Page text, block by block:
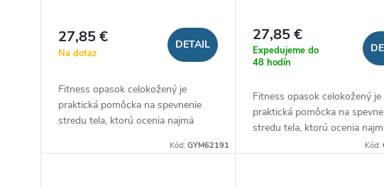
27,85 €
Na dotaz
DETAIL
Fitness opasok celokožený je
praktická pomôcka na spevnenie
stredu tela, ktorú ocenia najmä
pevnej a odolnej kože, vďaka čomu
Kód:GYM62191
27,85 €
Expedujeme do
48 hodín
Fitness opasok celokožený je
praktická pomôcka na
stredu tela, ktorú ocenia
siloví športovci. Je vyrobený z
Kód: